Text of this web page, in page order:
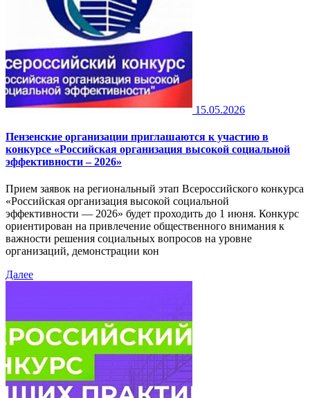
15.05.2026
Пензенские организации приглашаются к участию в
конкурсе «Российская организация высокой социальной
эффективности – 2026»
Прием заявок на региональный этап Всероссийского конкурса
«Российская организация высокой социальной
эффективности — 2026» будет проходить до 1 июня. Конкурс
ориентирован на привлечение общественного внимания к
важности решения социальных вопросов на уровне
организаций, демонстрации кон
Далее